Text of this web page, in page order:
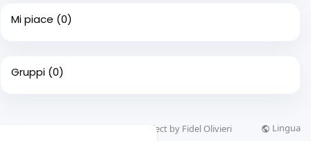
Mi piace (0)
Gruppi (0)
© 2026 Cogimpa, a Webionz.com project by Fidel Olivieri Lingua